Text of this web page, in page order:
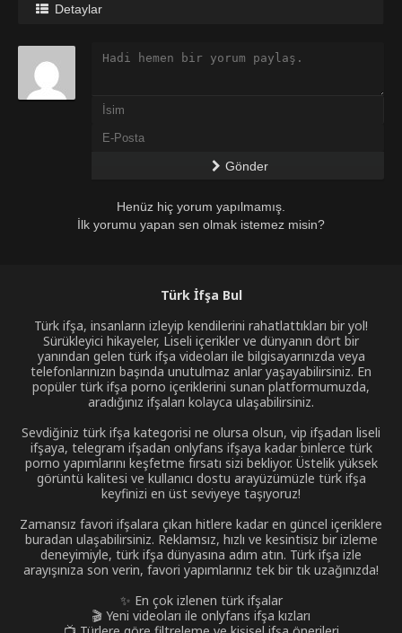
Detaylar
Gönder
Henüz hiç yorum yapılmamış.
İlk yorumu yapan sen olmak istemez misin?
Türk İfşa Bul
Türk ifşa, insanların izleyip kendilerini rahatlattıkları bir yol!
Sürükleyici hikayeler, Liseli içerikler ve dünyanın dört bir
yanından gelen türk ifşa videoları ile bilgisayarınızda veya
telefonlarınızın başında unutulmaz anlar yaşayabilirsiniz. En
popüler türk ifşa porno içeriklerini sunan platformumuzda,
aradığınız ifşaları kolayca ulaşabilirsiniz.
Sevdiğiniz türk ifşa kategorisi ne olursa olsun, vip ifşadan liseli
ifşaya, telegram ifşadan onlyfans ifşaya kadar binlerce türk
porno yapımlarını keşfetme fırsatı sizi bekliyor. Üstelik yüksek
görüntü kalitesi ve kullanıcı dostu arayüzümüzle türk ifşa
keyfinizi en üst seviyeye taşıyoruz!
Zamansız favori ifşalara çıkan hitlere kadar en güncel içeriklere
buradan ulaşabilirsiniz. Reklamsız, hızlı ve kesintisiz bir izleme
deneyimiyle, türk ifşa dünyasına adım atın. Türk ifşa izle
arayışınıza son verin, favori yapımlarınız tek bir tık uzağınızda!
✨ En çok izlenen türk ifşalar
🎬 Yeni videoları ile onlyfans ifşa kızları